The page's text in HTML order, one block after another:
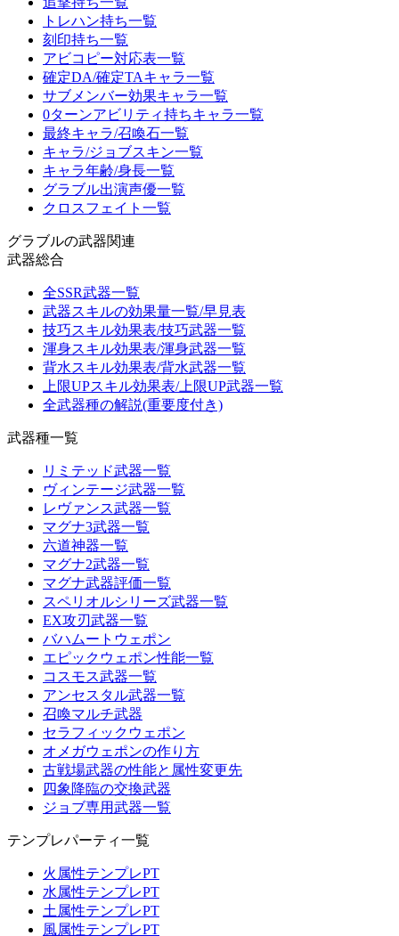
トレハン持ち一覧
刻印持ち一覧
アビコピー対応表一覧
確定DA/確定TAキャラ一覧
サブメンバー効果キャラ一覧
0ターンアビリティ持ちキャラ一覧
最終キャラ/召喚石一覧
キャラ/ジョブスキン一覧
キャラ年齢/身長一覧
グラブル出演声優一覧
クロスフェイト一覧
グラブルの武器関連
武器総合
全SSR武器一覧
武器スキルの効果量一覧/早見表
技巧スキル効果表/技巧武器一覧
渾身スキル効果表/渾身武器一覧
背水スキル効果表/背水武器一覧
上限UPスキル効果表/上限UP武器一覧
全武器種の解説(重要度付き)
武器種一覧
リミテッド武器一覧
ヴィンテージ武器一覧
レヴァンス武器一覧
マグナ3武器一覧
六道神器一覧
マグナ2武器一覧
マグナ武器評価一覧
スペリオルシリーズ武器一覧
EX攻刃武器一覧
バハムートウェポン
エピックウェポン性能一覧
コスモス武器一覧
アンセスタル武器一覧
召喚マルチ武器
セラフィックウェポン
オメガウェポンの作り方
古戦場武器の性能と属性変更先
四象降臨の交換武器
ジョブ専用武器一覧
テンプレパーティ一覧
火属性テンプレPT
水属性テンプレPT
土属性テンプレPT
風属性テンプレPT